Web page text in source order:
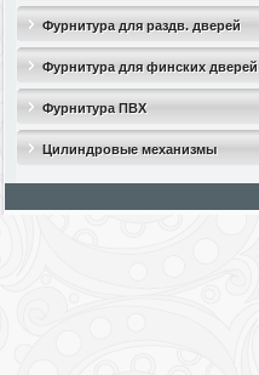
Фурнитура для раздв. дверей
Фурнитура для финских дверей
Фурнитура ПВХ
Цилиндровые механизмы